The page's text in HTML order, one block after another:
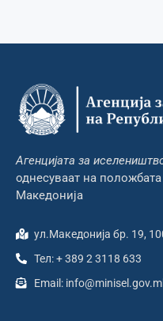
Агенцијата за
однесуваат на
Македонија
ул.Македонија бр. 19,
Тел: + 389 2 3118 633
Email: